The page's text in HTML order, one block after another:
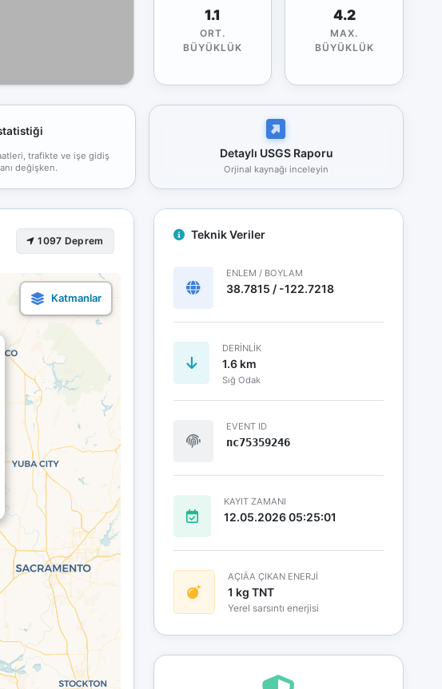
1.1
ORT.
BÜYÜKLÜK
4.2
MAX.
BÜYÜKLÜK
trafikte ve işe gidiş
değişken.
Detaylı USGS Raporu
Orjinal kaynağı inceleyin
1097 Deprem Teknik Veriler
ENLEM / BOYLAM
38.7815 / -122.7218
DERINLIK
1.6 km
Sığ Odak
EVENT ID
nc75359246
KAYIT ZAMANI
12.05.2026 05:25:01
AÇIÄA ÇIKAN ENERJİ
1 kg TNT
Yerel sarsıntı enerjisi